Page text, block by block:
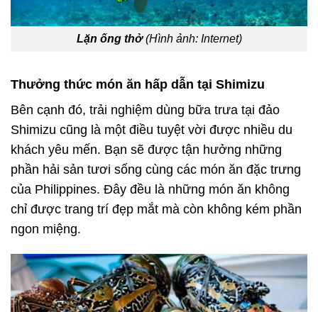
Lặn ống thở(Hình ảnh: Internet)
Thưởng thức món ăn hấp dẫn tại Shimizu
Bên cạnh đó, trải nghiệm dùng bữa trưa tại đảo
Shimizu cũng là một điều tuyệt vời được nhiều du
khách yêu mến. Bạn sẽ được tận hưởng những
phần hải sản tươi sống cùng các món ăn đặc trưng
của Philippines. Đây đều là những món ăn không
chỉ được trang trí đẹp mắt mà còn không kém phần
ngon miệng.